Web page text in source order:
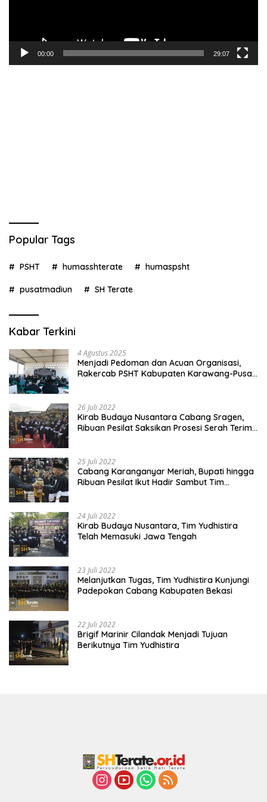
00:00 29:07
Popular Tags
PSHT humasshterate humaspsht
pusatmadiun SH Terate
Kabar Terkini
4 Agustus 2025
Menjadi Pedoman dan Acuan Organisasi,
Rakercab PSHT Kabupaten Karawang-Pusat
26 Juli 2022
Kirab Budaya Nusantara Cabang Sragen,
Ribuan Pesilat Saksikan Prosesi Serah Terima
25 Juli 2022
Cabang Karanganyar Meriah, Bupati hingga
Ribuan Pesilat Ikut Hadir Sambut Tim
24 Juli 2022
Kirab Budaya Nusantara, Tim Yudhistira
Telah Memasuki Jawa Tengah
23 Juli 2022
Melanjutkan Tugas, Tim Yudhistira Kunjungi
Padepokan Cabang Kabupaten Bekasi
22 Juli 2022
Brigif Marinir Cilandak Menjadi Tujuan
Berikutnya Tim Yudhistira